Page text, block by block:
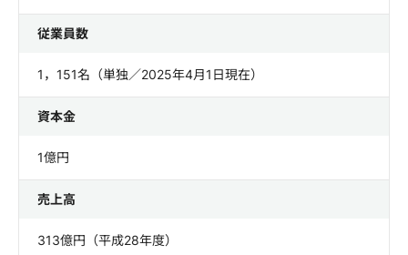
従業員数
1，151名（単独／2025年4月1日現在）
資本金
1億円
売上高
313億円（平成28年度）